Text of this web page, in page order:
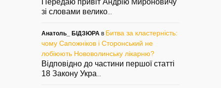
Передаю привіт Андрію Мироновичу
зі словами велико
Анатоль_ БІДЗЮРА в Битва за кластерність:
чому Сапожніков і Сторонський не
лобіюють Нововолинську лікарню?
Відповідно до частини першої статті
18 Закону Укра